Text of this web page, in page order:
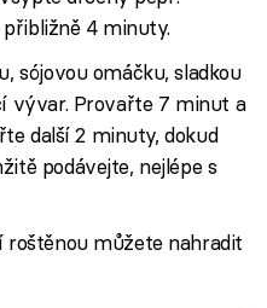
4 minuty.
sójovou omáčku, sladkou
vývar. Provařte 7 minut a
další 2 minuty, dokud
podávejte, nejlépe s
můžete nahradit